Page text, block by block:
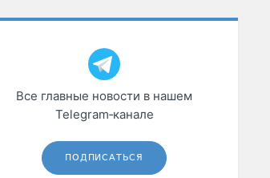
Все главные новости в нашем
Telegram‑канале
ПОДПИСАТЬСЯ